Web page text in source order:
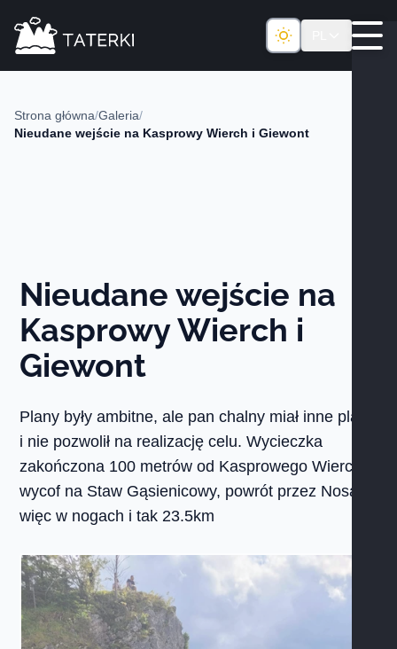
Strona główna/Galeria/
Nieudane wejście na Kasprowy Wierch i Giewont
Nieudane wejście na
Kasprowy Wierch i
Giewont
Plany były ambitne, ale pan chalny miał inne plany
i nie pozwolił na realizację celu. Wycieczka
zakończona 100 metrów od Kasprowego Wierchu,
wycof na Staw Gąsienicowy, powrót przez Nosal
więc w nogach i tak 23.5km